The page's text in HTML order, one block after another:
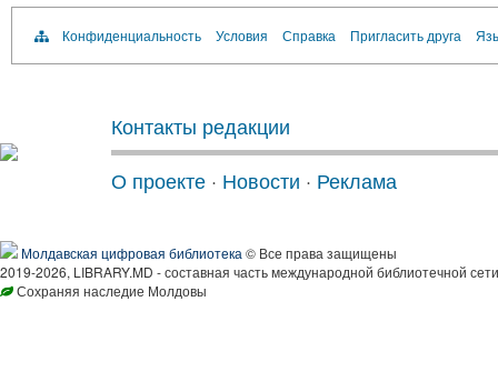
Конфиденциальность Условия Справка Пригласить друга
Контакты редакции
О проекте · Новости · Реклама
Молдавская цифровая библиотека © Все права защищены
2019-2026, LIBRARY.MD - составная часть международной библиотечной
Сохраняя наследие Молдовы